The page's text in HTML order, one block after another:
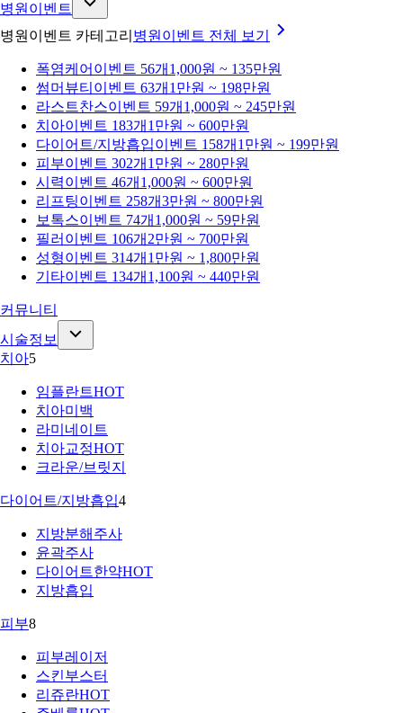
병원이벤트
병원이벤트 카테고리 병원이벤트 전체 보기
폭염케어 이벤트 56개 1,000원 ~ 135만원
썸머뷰티 이벤트 63개 1만원 ~ 198만원
라스트찬스이벤트 59개 1,000원 ~ 245만원
치아이벤트 183개 1만원 ~ 600만원
다이어트/지방흡입이벤트 158개 1만원 ~ 199만원
피부이벤트 302개 1만원 ~ 280만원
시력이벤트 46개 1,000원 ~ 600만원
리프팅이벤트 258개3만원 ~ 800만원
보톡스이벤트 74개 1,000원 ~ 59만원
필러 이벤트 106개 2만원 ~ 700만원
성형이벤트 314개 1만원 ~ 1,800만원
기타이벤트 134개 1,100원 ~ 440만원
커뮤니티
시술정보
치아5
임플란트HOT
치아미백
라미네이트
치아교정HOT
크라운/브릿지
다이어트/지방흡입4
지방분해주사
윤곽주사
다이어트한약HOT
지방흡입
피부8
피부레이저
스킨부스터
리쥬란HOT